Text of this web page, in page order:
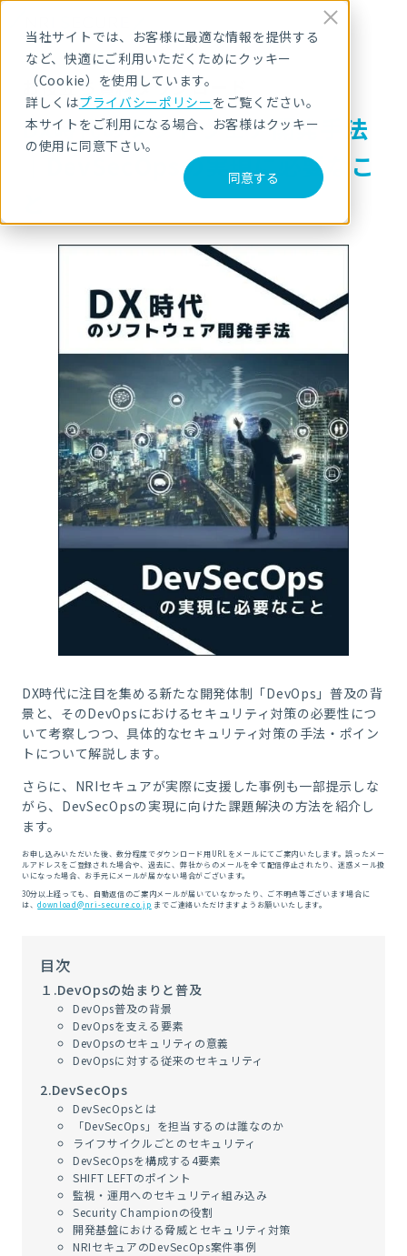
当社サイトでは、お客様に最適な情報を提供する
など、快適にご利用いただくためにクッキー
（Cookie）を使用しています。
詳しくはプライバシーポリシーをご覧ください。
本サイトをご利用になる場合、お客様はクッキー
の使用に同意下さい。
同意する
お役立ち資料ダウンロード
DX時代のソフトウェア開発手法
｜DevSecOpsの実現に必要なこ
DX時代に注目を集める新たな開発体制「DevOps」普及の背
景と、そのDevOpsにおけるセキュリティ対策の必要性につ
いて考察しつつ、具体的なセキュリティ対策の手法・ポイン
トについて解説します。
さらに、NRIセキュアが実際に支援した事例も一部提示しな
がら、DevSecOpsの実現に向けた課題解決の方法を紹介し
ます。
お申し込みいただいた後、数分程度でダウンロード用URLをメールにてご案内いたします。誤ったメー
ルアドレスをご登録された場合や、過去に、弊社からのメールを全て配信停止されたり、迷惑メール扱
いになった場合、お手元にメールが届かない場合がございます。
30分以上経っても、自動返信のご案内メールが届いていなかったり、ご不明点等ございます場合に
は、download@nri-secure.co.jp までご連絡いただけますようお願いいたします。
目次
１.DevOpsの始まりと普及
DevOps普及の背景
DevOpsを支える要素
DevOpsのセキュリティの意義
DevOpsに対する従来のセキュリティ
2.DevSecOps
DevSecOpsとは
「DevSecOps 」を担当するのは誰なのか
ライフサイクルごとのセキュリティ
DevSecOpsを構成する 4要素
SHIFT LEFTのポイント
監視・運用へのセキュリティ組み込み
Security Championの役割
開発基盤における脅威とセキュリティ対策
NRIセキュアのDevSecOps案件事例